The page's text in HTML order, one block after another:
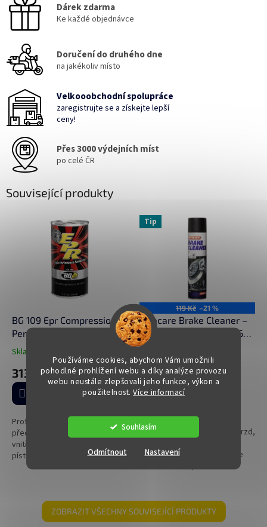
Používáme cookies, abychom Vám umožnili
pohodlné prohlížení webu a díky analýze provozu
webu neustále zlepšovali jeho funkce, výkon a
použitelnost. Více informací
Souhlasím
Nastavení
Odmítnout
Dárek zdarma
Ke každé objednávce
Doručení do druhého dne
na jakékoliv místo
Velkooobchodní spolupráce
zaregistrujte se a získejte lepší
ceny!
Přes 3000 výdejních míst
po celé ČR
Související produkty
BG 109 Epr Compression
Performance Restoration
325 ml
Průměrné
produktu
je
4,9
5
hvězdiček.
Skladem
313 Kč
Profesionální výplach motoru
před výměnou oleje pro čistší
vnitřek motoru, správnou funkci
pístních kroužků a lepší
kompresi. BG 109 EPR pomáhá
Tip
119 Kč –21 %
Alfacare Brake Cleaner –
Čistič mastnoty a brzd 600
ml
Skladem(2 ks)
93 Kč
Rychlé a účinné odmaštění brzd,
znečištěných olejem. Vysoce
usazeniny....
ZOBRAZIT VŠECHNY SOUVISEJÍCÍ PRODUKTY